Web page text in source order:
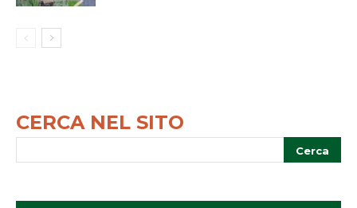
CERCA NEL SITO